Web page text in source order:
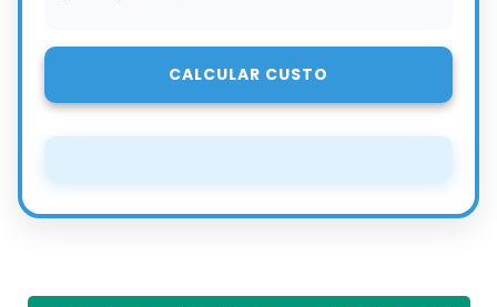
CALCULAR CUSTO